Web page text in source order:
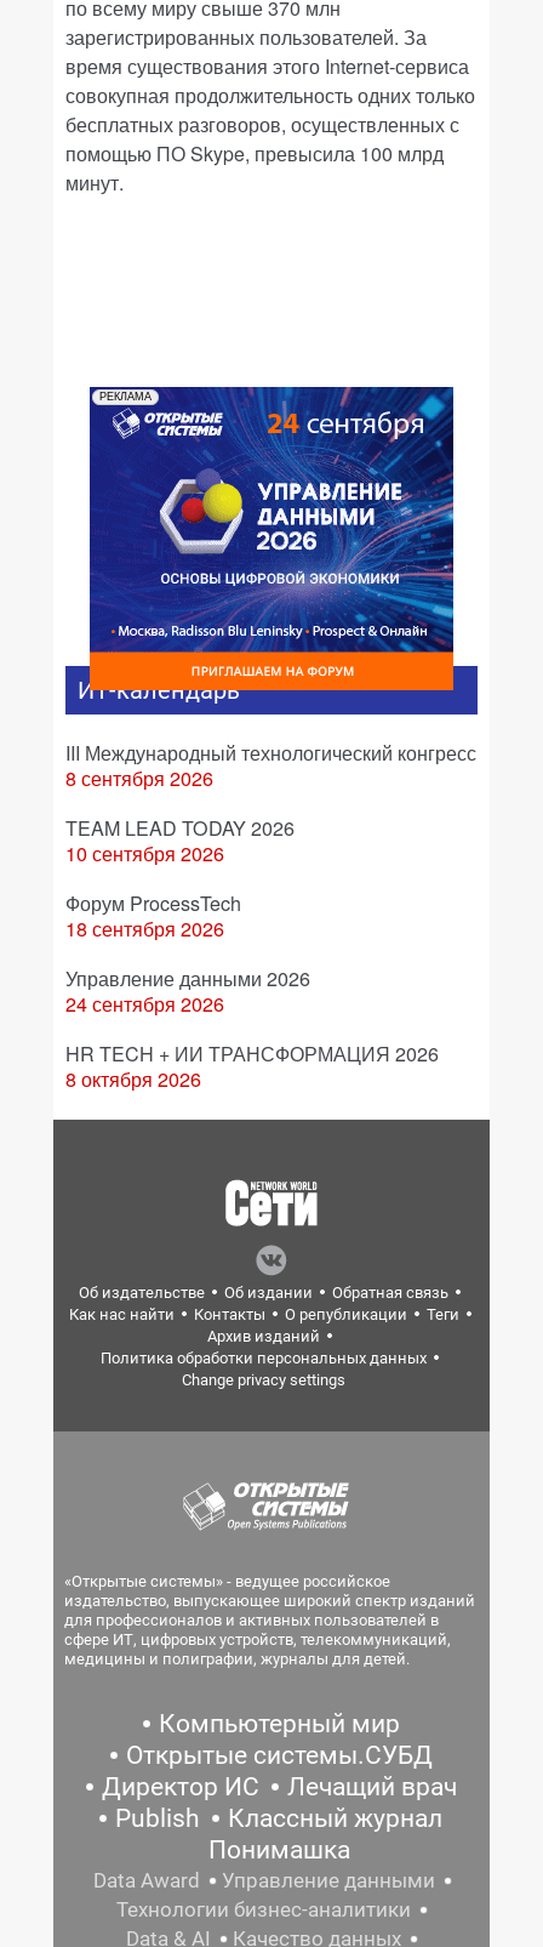
по всему миру свыше 370 млн
зарегистрированных пользователей. За
время существования этого Internet-сервиса
совокупная продолжительность одних только
бесплатных разговоров, осуществленных с
помощью ПО Skype, превысила 100 млрд
минут.
РЕКЛАМА
ИТ-календарь
III Международный технологический конгресс
8 сентября 2026
TEAM LEAD TODAY 2026
10 сентября 2026
Форум ProcessTech
18 сентября 2026
Управление данными 2026
24 сентября 2026
HR TECH + ИИ ТРАНСФОРМАЦИЯ 2026
8 октября 2026
Об издательстве Об издании
Обратная связь
Как нас найти
Контакты О републикации
Теги
Архив изданий
Политика обработки персональных данных
Change privacy settings
«Открытые системы» - ведущее российское
издательство, выпускающее широкий спектр изданий
для профессионалов и активных пользователей в
сфере ИТ, цифровых устройств, телекоммуникаций,
медицины и полиграфии, журналы для детей.
Компьютерный мир
Открытые системы.СУБД
Директор ИС
Лечащий врач
Publish
Классный журнал
Понимашка
Data Award
Управление данными
Технологии бизнес-аналитики
Data & AI
Качество данных